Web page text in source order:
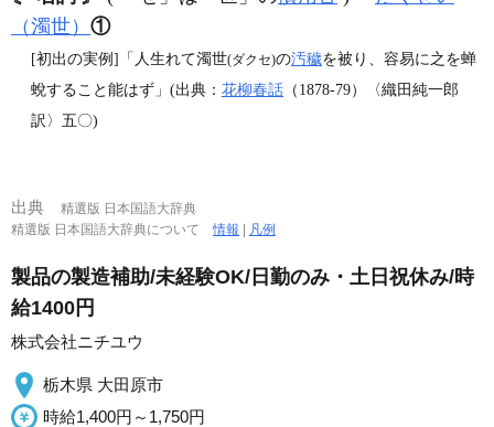
（濁世） ①
[初出の実例]「人生れて濁世(ダクセ)の汚穢を被り、容易に之を蝉
蛻すること能はず」(出典： 花柳春話 （1878‐79）〈織田純一郎
訳〉五〇)
出典
精選版 日本国語大辞典
精選版 日本国語大辞典について情報 凡例
製品の製造補助/未経験OK/日勤のみ・土日祝休み/時
給1400円
株式会社ニチユウ
栃木県 大田原市
時給1,400円～1,750円